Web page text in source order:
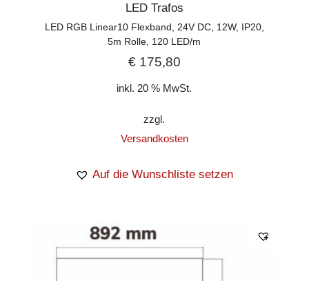
LED Trafos
LED RGB Linear10 Flexband, 24V DC, 12W, IP20,
5m Rolle, 120 LED/m
€175,80
inkl. 20 % MwSt.
zzgl.
Versandkosten
Auf die Wunschliste setzen